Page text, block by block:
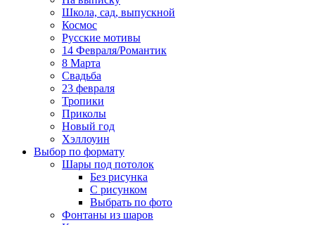
Школа, сад, выпускной
Космос
Русские мотивы
14 Февраля/Романтик
8 Марта
Свадьба
23 февраля
Тропики
Приколы
Новый год
Хэллоуин
Выбор по формату
Шары под потолок
Без рисунка
С рисунком
Выбрать по фото
Фонтаны из шаров